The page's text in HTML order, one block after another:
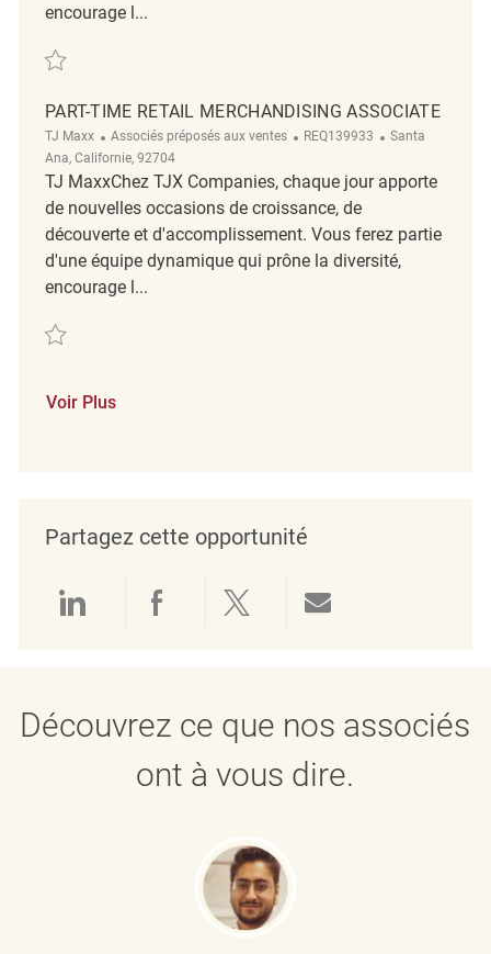
encourage l...
Sauvegarder PT Merchandising Associates REQ131266
PART-TIME RETAIL MERCHANDISING ASSOCIATE
TJ Maxx Catégorie
Associés préposés aux ventes ReqId
REQ139933 Emplacement
Santa
Ana, Californie, 92704
TJ MaxxChez TJX Companies, chaque jour apporte
de nouvelles occasions de croissance, de
découverte et d'accomplissement. Vous ferez partie
d'une équipe dynamique qui prône la diversité,
encourage l...
Sauvegarder Part-Time Retail Merchandising Associate REQ139933
Voir Plus
Partagez cette opportunité
Partager via LinkedIn
Partager via Facebook
Partager via twitter
Découvrez ce que nos associés
ont à vous dire.